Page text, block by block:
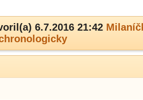
6.7.2016 21:42